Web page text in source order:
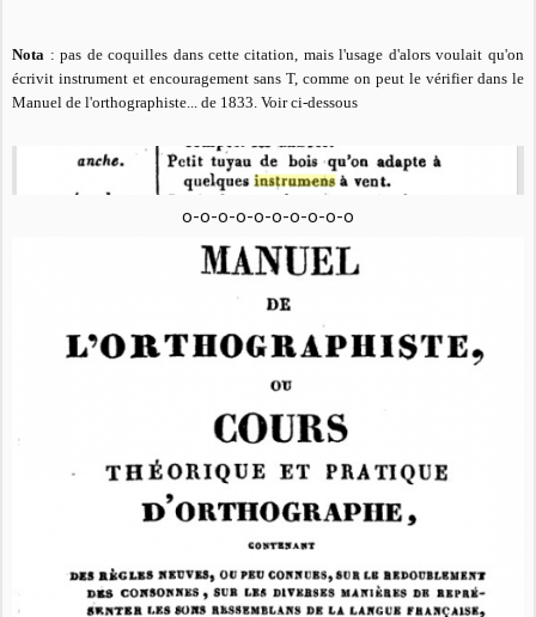
Nota : pas de coquilles dans cette citation, mais l'usage d'alors voulait qu'on
écrivit instrument et encouragement sans T, comme on peut le vérifier dans le
Manuel de l'orthographiste... de 1833. Voir ci-dessous
o-o-o-o-o-o-o-o-o-o